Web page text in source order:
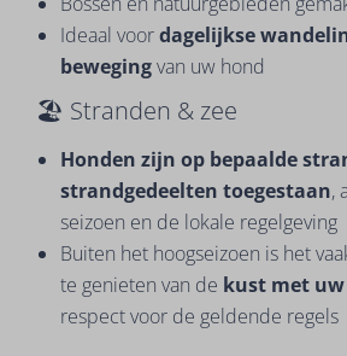
Ideaal voordagelijkse
bewegingvan uw hond
🏖️ Stranden & zee
Honden zijn op bepaalde
strandgedeelten toegestaan,
seizoen en de lokale regelgeving
Buiten het hoogseizoen is het
te genieten van de kust met
respect voor de geldende regels